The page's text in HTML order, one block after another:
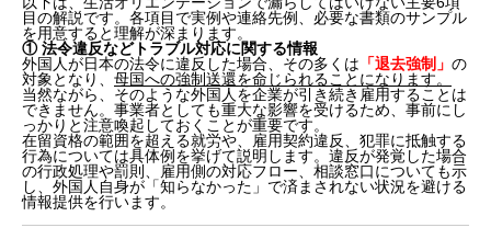
目の解説です。各項目で実例や連絡先例、必要な書類のサンプル
を用意すると理解が深まります。
① 法令違反などトラブル対応に関する情報
外国人が日本の法令に違反した場合、その多くは 「退去強制」 の
対象となり、 母国への強制送還を命じられることになります。
当然ながら、そのような外国人を企業が引き続き雇用することは
できません。事業者としても重大な影響を受けるため、事前にし
っかりと注意喚起しておくことが重要です。
在留資格の範囲を超える就労や、雇用契約違反、犯罪に抵触する
行為については具体例を挙げて説明します。違反が発覚した場合
の行政処理や罰則、雇用側の対応フロー、相談窓口についても示
し、外国人自身が「知らなかった」で済まされない状況を避ける
情報提供を行います。